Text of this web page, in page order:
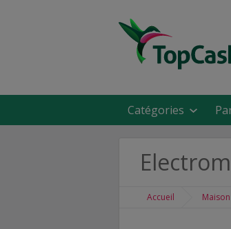
Catégories
Accueil